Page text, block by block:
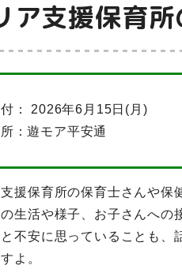
ア支援保育
： 2026年6月15日(月)
：遊モア平安通
援保育所の保育士さんや保
生活や様子、お子さんへの
不安に思っていることも、
よ。